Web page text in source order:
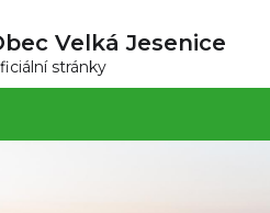
Velká Jesenice
stránky